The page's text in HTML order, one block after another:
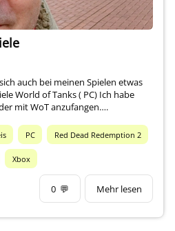
auch bei meinen Spielen etwas
World of Tanks ( PC) Ich habe
mit WoT anzufangen….
PC Red Dead Redemption 2
Xbox
0 💬 Mehr lesen